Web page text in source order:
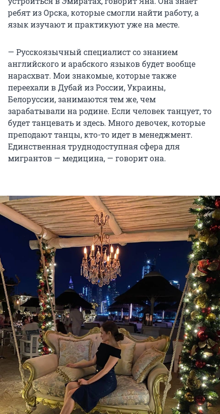
ребят из Орска, которые смогли найти работу, а
язык изучают и практикуют уже на месте.
— Русскоязычный специалист со знанием
английского и арабского языков будет вообще
нарасхват. Мои знакомые, которые также
переехали в Дубай из России, Украины,
Белоруссии, занимаются тем же, чем
зарабатывали на родине. Если человек танцует, то
будет танцевать и здесь. Много девочек, которые
преподают танцы, кто-то идет в менеджмент.
Единственная труднодоступная сфера для
мигрантов — медицина, — говорит она.